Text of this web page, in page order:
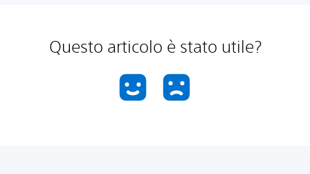
Questo articolo è stato utile?